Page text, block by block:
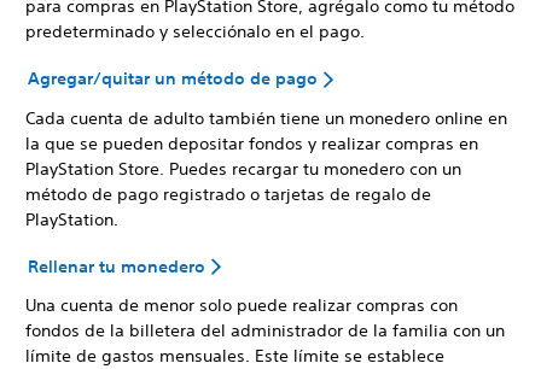
para compras en PlayStation Store, agrégalo como tu método
predeterminado y selecciónalo en el pago.
Agregar/quitar un método de pago
Cada cuenta de adulto también tiene un monedero online en
la que se pueden depositar fondos y realizar compras en
PlayStation Store. Puedes recargar tu monedero con un
método de pago registrado o tarjetas de regalo de
PlayStation.
Rellenar tu monedero
Una cuenta de menor solo puede realizar compras con
fondos de la billetera del administrador de la familia con un
límite de gastos mensuales. Este límite se establece